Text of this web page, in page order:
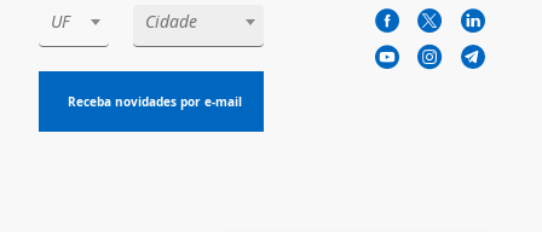
UF Cidade
Receba novidades por e-mail